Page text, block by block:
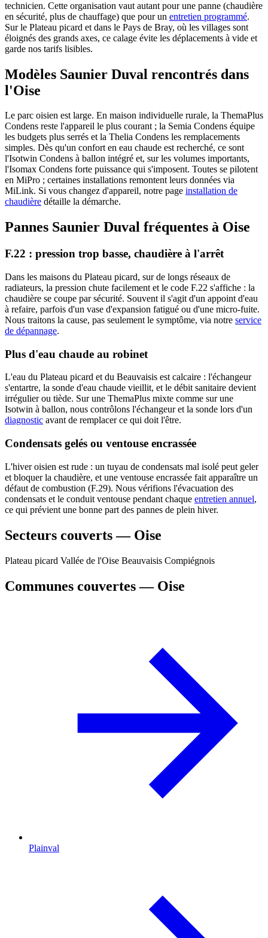
technicien. Cette organisation vaut autant pour une panne (chaudière
en sécurité, plus de chauffage) que pour un entretien programmé.
Sur le Plateau picard et dans le Pays de Bray, où les villages sont
éloignés des grands axes, ce calage évite les déplacements à vide et
garde nos tarifs lisibles.
Modèles Saunier Duval rencontrés dans
l'Oise
Le parc oisien est large. En maison individuelle rurale, la ThemaPlus
Condens reste l'appareil le plus courant ; la Semia Condens équipe
les budgets plus serrés et la Thelia Condens les remplacements
simples. Dès qu'un confort en eau chaude est recherché, ce sont
l'Isotwin Condens à ballon intégré et, sur les volumes importants,
l'Isomax Condens forte puissance qui s'imposent. Toutes se pilotent
en MiPro ; certaines installations remontent leurs données via
MiLink. Si vous changez d'appareil, notre page installation de
chaudière détaille la démarche.
Pannes Saunier Duval fréquentes à Oise
F.22 : pression trop basse, chaudière à l'arrêt
Dans les maisons du Plateau picard, sur de longs réseaux de
radiateurs, la pression chute facilement et le code F.22 s'affiche : la
chaudière se coupe par sécurité. Souvent il s'agit d'un appoint d'eau
à refaire, parfois d'un vase d'expansion fatigué ou d'une micro-fuite.
Nous traitons la cause, pas seulement le symptôme, via notre service
de dépannage.
Plus d'eau chaude au robinet
L'eau du Plateau picard et du Beauvaisis est calcaire : l'échangeur
s'entartre, la sonde d'eau chaude vieillit, et le débit sanitaire devient
irrégulier ou tiède. Sur une ThemaPlus mixte comme sur une
Isotwin à ballon, nous contrôlons l'échangeur et la sonde lors d'un
diagnostic avant de remplacer ce qui doit l'être.
Condensats gelés ou ventouse encrassée
L'hiver oisien est rude : un tuyau de condensats mal isolé peut geler
et bloquer la chaudière, et une ventouse encrassée fait apparaître un
défaut de combustion (F.29). Nous vérifions l'évacuation des
condensats et le conduit ventouse pendant chaque entretien annuel,
ce qui prévient une bonne part des pannes de plein hiver.
Secteurs couverts — Oise
Plateau picard Vallée de l'Oise Beauvaisis Compiégnois
Communes couvertes — Oise
Plainval